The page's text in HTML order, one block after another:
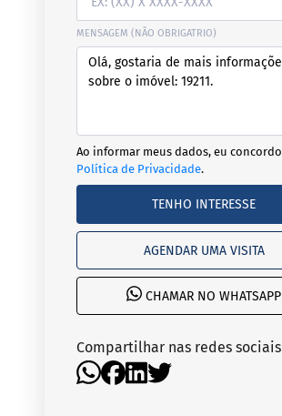
MENSAGEM (NÃO OBRIGATRIO)
Ao informar meus dados, eu
Política de Privacidade.
TENHO INTERESSE
AGENDAR UMA VISITA
CHAMAR NO WHATSAPP
Compartilhar nas redes sociais